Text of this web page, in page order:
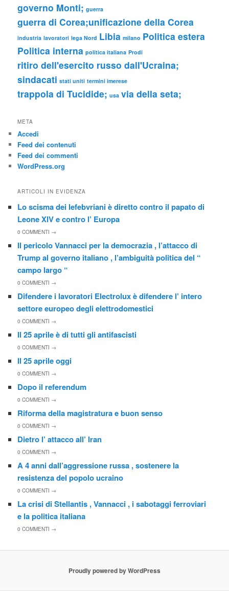
governo Monti; guerra
guerra di Corea;unificazione della Corea
industria lavoratori lega Nord Libia milano Politica estera
Politica interna politica italiana Prodi
ritiro dell'esercito russo dall'Ucraina;
sindacati stati uniti termini imerese
trappola di Tucidide; usa via della seta;
META
Accedi
Feed dei contenuti
Feed dei commenti
WordPress.org
ARTICOLI IN EVIDENZA
Lo scisma dei lefebvriani è diretto contro il papato di
Leone XIV e contro l’ Europa
0COMMENTI →
Il pericolo Vannacci per la democrazia , l’attacco di
Trump al governo italiano , l’ambiguità politica del “
campo largo “
0COMMENTI →
Difendere i lavoratori Electrolux è difendere l’ intero
settore europeo degli elettrodomestici
0COMMENTI →
Il 25 aprile è di tutti gli antifascisti
0COMMENTI →
Il 25 aprile oggi
0COMMENTI →
Dopo il referendum
0COMMENTI →
Riforma della magistratura e buon senso
0COMMENTI →
Dietro l’ attacco all’ Iran
0COMMENTI →
A 4 anni dall’aggressione russa , sostenere la
resistenza del popolo ucraino
0COMMENTI →
La crisi di Stellantis , Vannacci , i sabotaggi ferroviari
e la politica italiana
0COMMENTI →
Proudly powered by WordPress